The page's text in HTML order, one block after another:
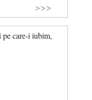
>>>
pe care-i iubim,